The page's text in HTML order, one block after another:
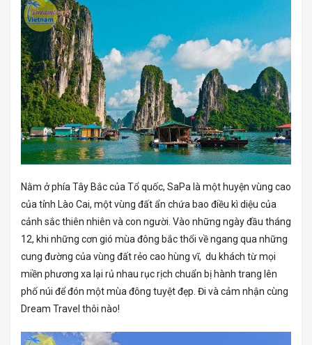
Nằm ở phía Tây Bắc của Tổ quốc, SaPa là một huyện vùng cao
của tỉnh Lào Cai, một vùng đất ẩn chứa bao điều kì diệu của
cảnh sắc thiên nhiên và con người. Vào những ngày đầu tháng
12, khi những cơn gió mùa đông bắc thổi về ngang qua những
cung đường của vùng đất rẻo cao hùng vĩ, du khách từ mọi
miền phương xa lại rủ nhau rục rịch chuẩn bị hành trang lên
phố núi để đón một mùa đông tuyệt đẹp. Đi và cảm nhận cùng
Dream Travel thôi nào!